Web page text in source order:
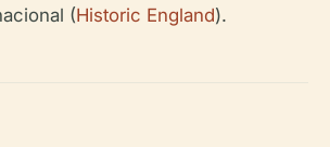
(Historic England).